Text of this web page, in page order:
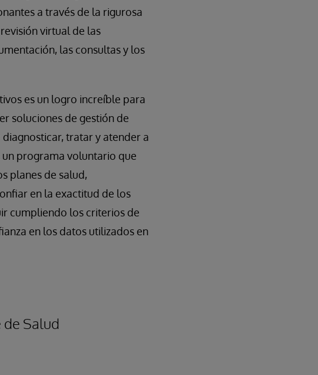
a través de la rigurosa
virtual de las
las consultas y los
es un logro increíble para
soluciones de gestión de
tratar y atender a
un programa voluntario que
planes de salud,
en la exactitud de los
cumpliendo los criterios de
en los datos utilizados en
Salud